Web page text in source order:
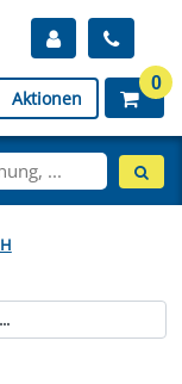
Aktionen
0